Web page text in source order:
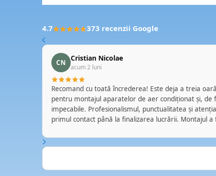
4.7 373 recenzii Google
CN Cristian Nicolae
acum 2 luni
Recomand cu toată încrederea! Este deja a treia oară când apelez la această echipă
pentru montajul aparatelor de aer condiționat și, de fiecare dată, serviciile au fost
impecabile. Profesionalismul, punctualitatea și
primul contact până la finalizarea lucrării. Montajul a fost realizat cu grijă, curățenie și
fiecărei situații. Se vede experiența și seriozitatea
Este reconfortant să găsești profesioniști pe care te
care îi poți recomanda fără rezerve. Cu siguranță
în viitor. Mulțumesc pentru colaborarea excelentă și pentru standardele ridicate de